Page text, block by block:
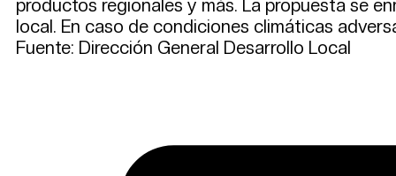
productos regionales y más. La propuesta se
local. En caso de condiciones climáticas
Fuente: Dirección General Desarrollo Local